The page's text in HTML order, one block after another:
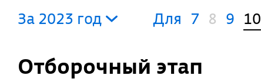
За 2023 год Для 7 8 9 10
Отборочный этап